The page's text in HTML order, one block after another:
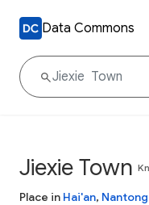
Data Commons
Jiexie Town
Place in Hai'an, Nantong